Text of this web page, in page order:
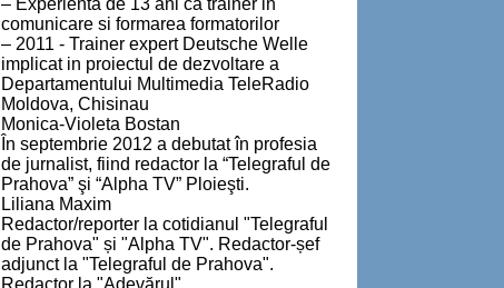
comunicare si formarea formatorilor
– 2011 - Trainer expert Deutsche Welle
implicat in proiectul de dezvoltare a
Departamentului Multimedia TeleRadio
Moldova, Chisinau
Monica-Violeta Bostan
În septembrie 2012 a debutat în profesia
de jurnalist, fiind redactor la “Telegraful de
Prahova” şi “Alpha TV” Ploieşti.
Liliana Maxim
Redactor/reporter la cotidianul "Telegraful
de Prahova" și "Alpha TV". Redactor-șef
adjunct la "Telegraful de Prahova".
Redactor la "Adevărul"